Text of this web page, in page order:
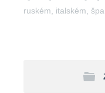
ruském, italském,